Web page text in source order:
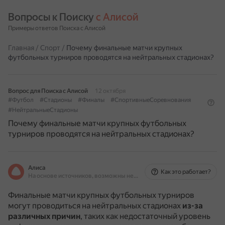
Вопросы к Поиску с Алисой
Примеры ответов Поиска с Алисой
Главная / Спорт / Почему финальные матчи крупных
футбольных турниров проводятся на нейтральных стадионах?
Вопрос для Поиска с Алисой
12 октября
#Футбол
#Стадионы #Финалы
#СпортивныеСоревнования
#НейтральныеСтадионы
Почему финальные матчи крупных футбольных
турниров проводятся на нейтральных стадионах?
Алиса
На основе источников, возможны неточности
Как это работает?
Финальные матчи крупных футбольных турниров
могут проводиться на нейтральных стадионах из-за
различных причин, таких как недостаточный уровень